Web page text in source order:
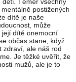
postižených
dítě je naše
může
její dítě onemocní
občas stane, když
zdraví, ale náš rod
Je těžké uvěřit, že
mužů, ale je to